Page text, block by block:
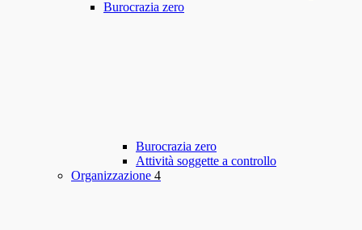
Burocrazia zero
Burocrazia zero
Attività soggette a controllo
Organizzazione 4